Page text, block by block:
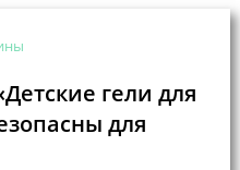
гели для
для